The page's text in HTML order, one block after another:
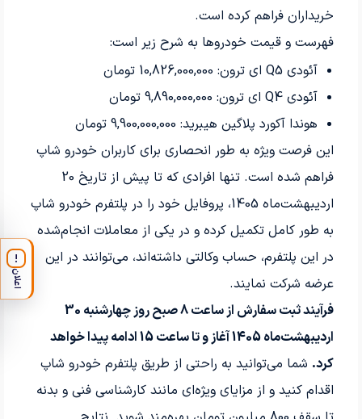
خریداران فراهم کرده است.
فهرست و قیمت خودروها به شرح زیر است:
آئودی Q5 ای ترون: 10,826,000,000 تومان
آئودی Q4 ای ترون: 9,890,000,000 تومان
هوندا آکورد پلاگین هیبرید: 9,900,000,000 تومان
این فرصت ویژه به طور انحصاری برای کاربران خودرو شاپ
فراهم شده است. تنها افرادی که تا پیش از تاریخ 20
اردیبهشت‌ماه 1405، پروفایل خود را در پلتفرم خودرو شاپ
به طور کامل تکمیل کرده و در یکی از معاملات انجام‌شده
در این پلتفرم، حساب وکالتی داشته‌اند، می‌توانند در این
عرضه شرکت نمایند.
فرآیند ثبت سفارش از ساعت 8 صبح روز چهارشنبه 30
اردیبهشت‌ماه 1405 آغاز و تا ساعت 15 ادامه پیدا خواهد
کرد. شما می‌توانید به راحتی از طریق پلتفرم خودرو شاپ
اقدام کنید و از مزایای ویژه‌ای مانند کارشناسی فنی و بدنه
!
اعلان